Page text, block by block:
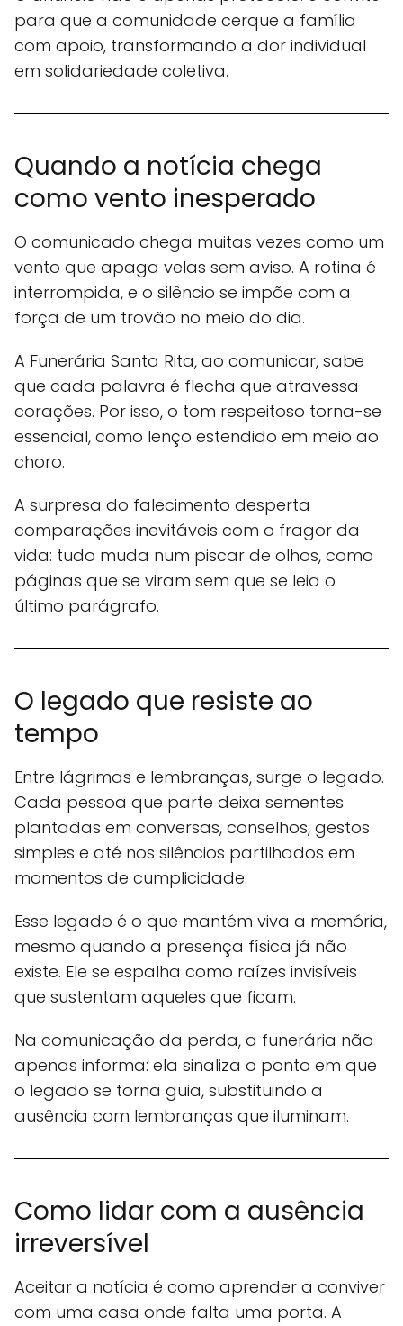
para que a comunidade cerque a família
com apoio, transformando a dor individual
em solidariedade coletiva.
Quando a notícia chega
como vento inesperado
O comunicado chega muitas vezes como um
vento que apaga velas sem aviso. A rotina é
interrompida, e o silêncio se impõe com a
força de um trovão no meio do dia.
A Funerária Santa Rita, ao comunicar, sabe
que cada palavra é flecha que atravessa
corações. Por isso, o tom respeitoso torna-se
essencial, como lenço estendido em meio ao
choro.
A surpresa do falecimento desperta
comparações inevitáveis com o fragor da
vida: tudo muda num piscar de olhos, como
páginas que se viram sem que se leia o
último parágrafo.
O legado que resiste ao
tempo
Entre lágrimas e lembranças, surge o legado.
Cada pessoa que parte deixa sementes
plantadas em conversas, conselhos, gestos
simples e até nos silêncios partilhados em
momentos de cumplicidade.
Esse legado é o que mantém viva a memória,
mesmo quando a presença física já não
existe. Ele se espalha como raízes invisíveis
que sustentam aqueles que ficam.
Na comunicação da perda, a funerária não
apenas informa: ela sinaliza o ponto em que
o legado se torna guia, substituindo a
ausência com lembranças que iluminam.
Como lidar com a ausência
irreversível
Aceitar a notícia é como aprender a conviver
com uma casa onde falta uma porta. A